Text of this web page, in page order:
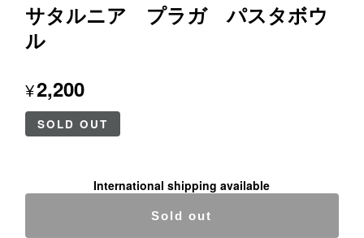
サタルニア プラガ パスタボウ
ル
¥2,200
SOLD OUT
International shipping available
Sold out